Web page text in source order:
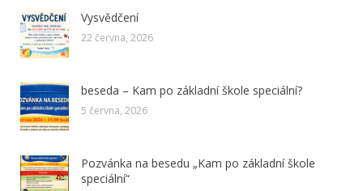
Vysvědčení
22 června, 2026
beseda – Kam po základní škole speciální?
5 června, 2026
Pozvánka na besedu „Kam po základní škole
speciální“